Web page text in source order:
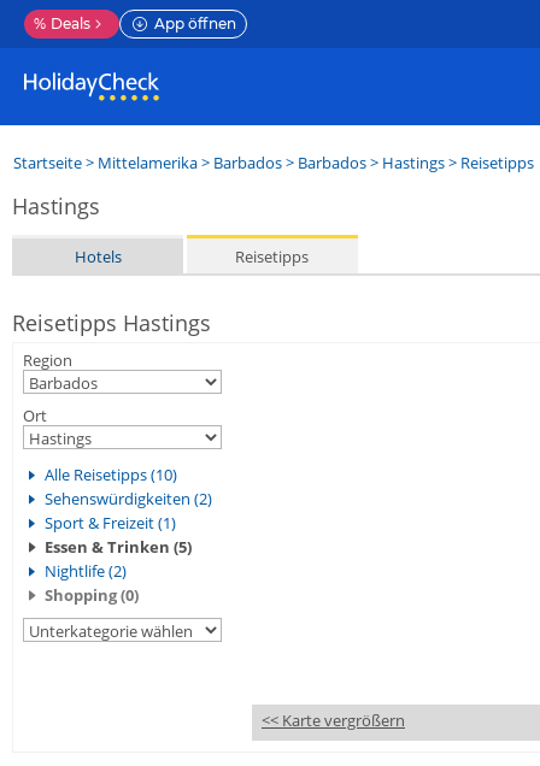
% Deals App öffnen
Startseite> Mittelamerika> Barbados> Barbados> Hastings> Reisetipps
Hastings
Hotels Reisetipps
Reisetipps Hastings
Region
Ort
Alle Reisetipps (10)
Sehenswürdigkeiten (2)
Sport & Freizeit (1)
Essen & Trinken (5)
Nightlife (2)
Shopping (0)
<< Karte vergrößern